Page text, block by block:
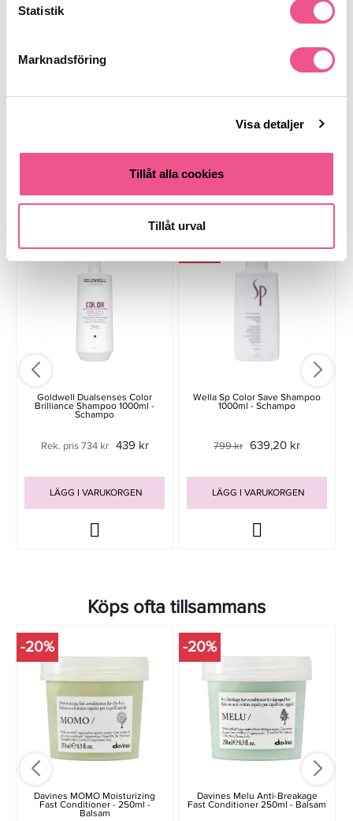
Statistik
Marknadsföring
Visa detaljer
Tillåt alla cookies
Tillåt urval
Recensioner
Liknande produkter
Goldwell Dualsenses Color
Brilliance Shampoo 1000ml -
Schampo
Rek. pris 734 kr 439 kr
LÄGG I VARUKORGEN
-20%
Wella Sp Color Save Shampoo
1000ml - Schampo
799 kr 639,20 kr
LÄGG I VARUKORGEN
Köps ofta tillsammans
-20%
Davines MOMO Moisturizing
Fast Conditioner - 250ml -
Balsam
-20%
Davines Melu Anti-Breakage
Fast Conditioner 250ml - Balsam